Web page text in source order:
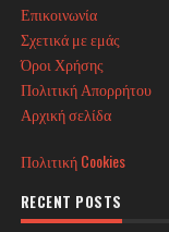
Επικοινωνία
Σχετικά με εμάς
Όροι Χρήσης
Πολιτική Απορρήτου
Αρχική σελίδα
Πολιτική Cookies
RECENT POSTS